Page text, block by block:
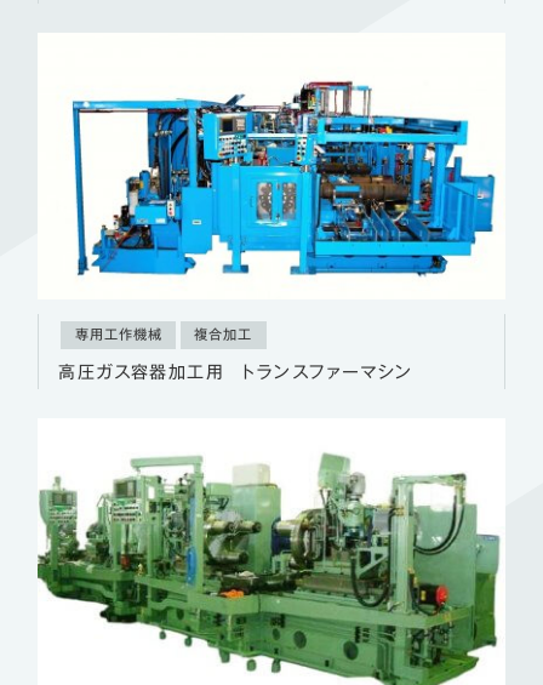
専用工作機械 複合加工
高圧ガス容器加工用 トランスファーマシン